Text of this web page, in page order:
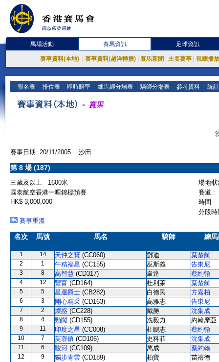
馬場活動 賽馬資訊 足球資訊
賽事資料(本地) 賽事資料(越洋轉播) 賽馬新聞 主要賽事 視聽播
報名表 排位表 即時賠率 練馬師分場表 騎師分場表 參考資料 統
賽事日期: 20/11/2005 沙田
第 8 場 (187)
三歲及以上 - 1600米
場地
國泰航空香港一哩錦標預賽
賽道 :
HK$ 3,000,000
時間 :
分段
賽事重溫
名次 馬號 馬名 騎師 練
1 14 天仲之寶 (CC060) 鄧迪 葉楚航
2 1 牛精福星 (CC155) 巫斯義 告東尼
3 8 高智慧 (CD317) 韋達 蔡約翰
4 12 豐富 (CD164) 杜利萊 葉楚航
5 5 星運爵士 (CB282) 白德民 方嘉柏
6 3 開心精采 (CD163) 高雅志 告東尼
7 2 燦惑 (CC228) 戴勝 沈集成
8 4 勁闖 (CD155) 冼毅力 約翰摩亞
9 11 印度之星 (CC008) 杜鵬志 蔡約翰
10 7 芙蓉鎮 (CD106) 史科菲 沈集成
11 6 駿河 (CC109) 萬成 蔡約翰
12 9 獨步青雲 (CD189) 柏寶 苗禮德